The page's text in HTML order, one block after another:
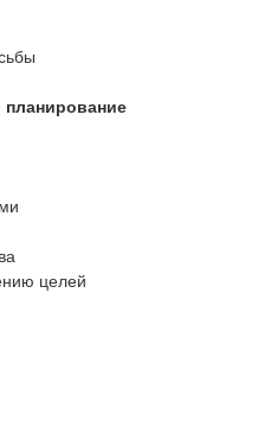
планирование
целей